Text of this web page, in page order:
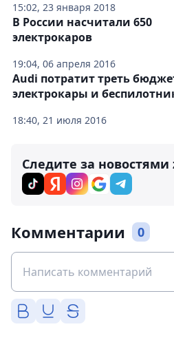
15:02, 23 января 2018
19:04, 06 апреля 2016
В России насчитали 650
электрокаров
18:40, 21 июля 2016
Audi потратит треть
электрокары и
Следите за новостями
Комментарии 0